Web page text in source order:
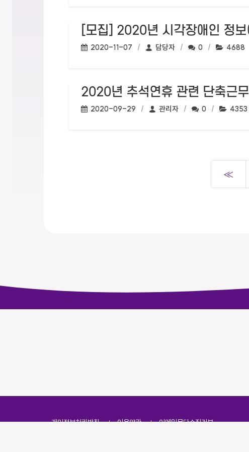
[모집] 2020년 시각장애인 정
작성일:
2020-11-07 작성자:
담당자 댓글수:
0 조회수:
4688
2020년 추석연휴 관련 단축근
작성일:
2020-09-29 작성자:
관리자 댓글수:
0 조회수:
4353
≪
개인정보처리방침 이용약관 이메일무단수집거부